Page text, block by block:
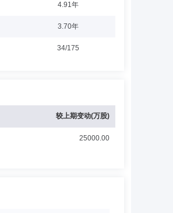
4.91年
3.70年
34/175
较上期变动(万股)
25000.00